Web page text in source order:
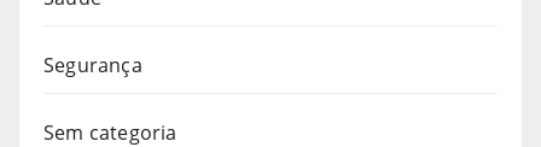
Segurança
Sem categoria